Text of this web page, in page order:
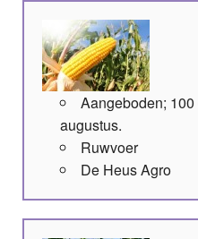
Aangeboden;
augustus.
Ruwvoer
De Heus Agro